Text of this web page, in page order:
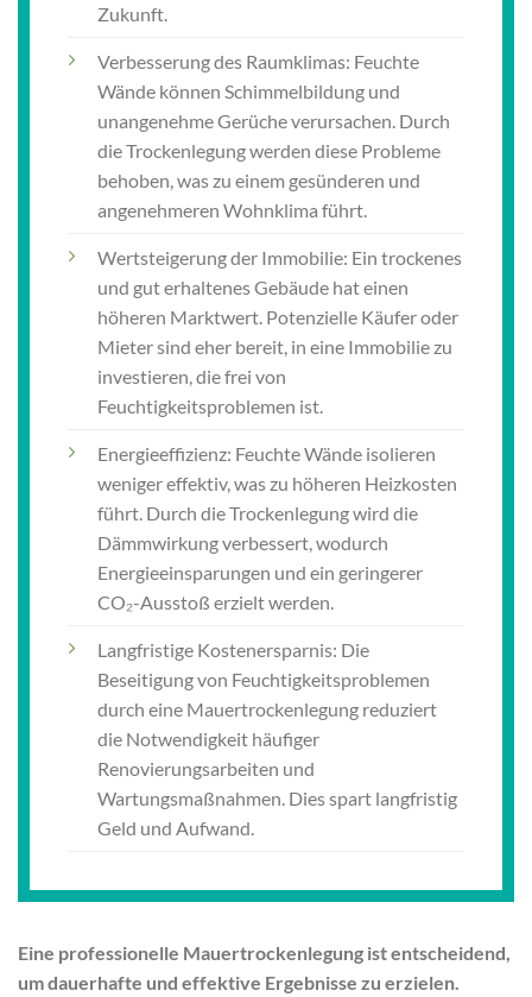
Zukunft.
Verbesserung des Raumklimas: Feuchte
Wände können Schimmelbildung und
unangenehme Gerüche verursachen. Durch
die Trockenlegung werden diese Probleme
behoben, was zu einem gesünderen und
angenehmeren Wohnklima führt.
Wertsteigerung der Immobilie: Ein trockenes
und gut erhaltenes Gebäude hat einen
höheren Marktwert. Potenzielle Käufer oder
Mieter sind eher bereit, in eine Immobilie zu
investieren, die frei von
Feuchtigkeitsproblemen ist.
Energieeffizienz: Feuchte Wände isolieren
weniger effektiv, was zu höheren Heizkosten
führt. Durch die Trockenlegung wird die
Dämmwirkung verbessert, wodurch
Energieeinsparungen und ein geringerer
CO₂-Ausstoß erzielt werden.
Langfristige Kostenersparnis: Die
Beseitigung von Feuchtigkeitsproblemen
durch eine Mauertrockenlegung reduziert
die Notwendigkeit häufiger
Renovierungsarbeiten und
Wartungsmaßnahmen. Dies spart langfristig
Geld und Aufwand.
Eine professionelle Mauertrockenlegung ist entscheidend,
um dauerhafte und effektive Ergebnisse zu erzielen.